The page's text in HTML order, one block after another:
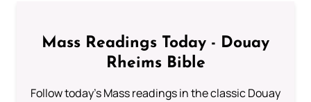
Mass Readings Today - Douay
Rheims Bible
Follow today's Mass readings in the classic Douay